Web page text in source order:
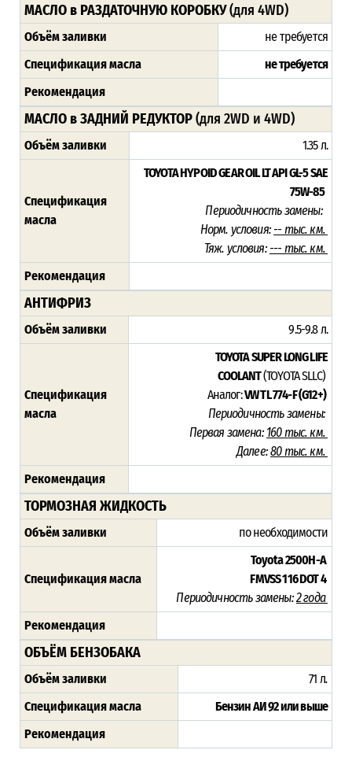
МАСЛО в РАЗДАТОЧНУЮ КОРОБКУ(для 4WD)
Объём заливки
не требуется
Спецификация масла
не требуется
Рекомендация
МАСЛО в ЗАДНИЙ РЕДУКТОР(для 2WD и 4WD)
Объём заливки 1.35 л.
Спецификация
масла
TOYOTA HYPOID GEAR OIL LTAPI GL-5 SAE
75W-85
Периодичность замены:
Норм. условия: -- тыс. км.
Тяж. условия: --- тыс. км.
Рекомендация
АНТИФРИЗ
Объём заливки 9.5-9.8 л.
Спецификация
масла
TOYOTA SUPER LONG LIFE
COOLANT(TOYOTA SLLC)
Аналог:VW TL 774-F (G12+)
Периодичность замены:
Первая замена: 160 тыс. км.
Далее:80 тыс. км.
Рекомендация
ТОРМОЗНАЯ ЖИДКОСТЬ
Объём заливки по необходимости
Спецификация масла
Toyota 2500H-A
FMVSS 116 DOT 4
Периодичность замены:2 года
Рекомендация
ОБЪЁМ БЕНЗОБАКА
Объём заливки 71 л.
Спецификация масла
Бензин АИ 92 или выше
Рекомендация